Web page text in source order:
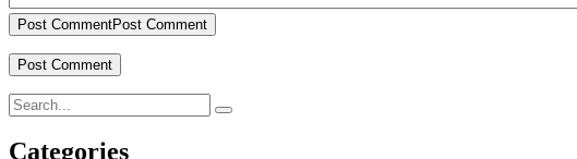
Post CommentPost Comment
Categories